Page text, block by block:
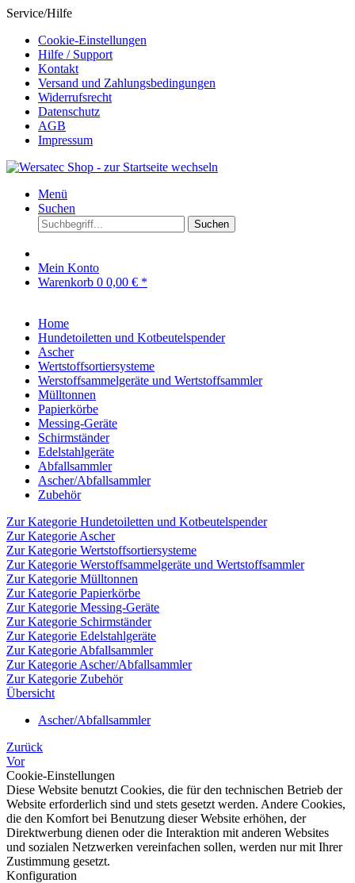
Service/Hilfe
Cookie-Einstellungen
Hilfe / Support
Kontakt
Versand und Zahlungsbedingungen
Widerrufsrecht
Datenschutz
AGB
Impressum
Menü
Suchen
Suchen
Mein Konto
Warenkorb 0 0,00 € *
Home
Hundetoiletten und Kotbeutelspender
Ascher
Wertstoffsortiersysteme
Werstoffsammelgeräte und Wertstoffsammler
Mülltonnen
Papierkörbe
Messing-Geräte
Schirmständer
Edelstahlgeräte
Abfallsammler
Ascher/Abfallsammler
Zubehör
Zur Kategorie Hundetoiletten und Kotbeutelspender
Zur Kategorie Ascher
Zur Kategorie Wertstoffsortiersysteme
Zur Kategorie Werstoffsammelgeräte und Wertstoffsammler
Zur Kategorie Mülltonnen
Zur Kategorie Papierkörbe
Zur Kategorie Messing-Geräte
Zur Kategorie Schirmständer
Zur Kategorie Edelstahlgeräte
Zur Kategorie Abfallsammler
Zur Kategorie Ascher/Abfallsammler
Zur Kategorie Zubehör
Übersicht
Ascher/Abfallsammler
Zurück
Vor
Cookie-Einstellungen
Diese Website benutzt Cookies, die für den technischen Betrieb der
Website erforderlich sind und stets gesetzt werden. Andere Cookies,
die den Komfort bei Benutzung dieser Website erhöhen, der
Direktwerbung dienen oder die Interaktion mit anderen Websites
und sozialen Netzwerken vereinfachen sollen, werden nur mit Ihrer
Zustimmung gesetzt.
Konfiguration